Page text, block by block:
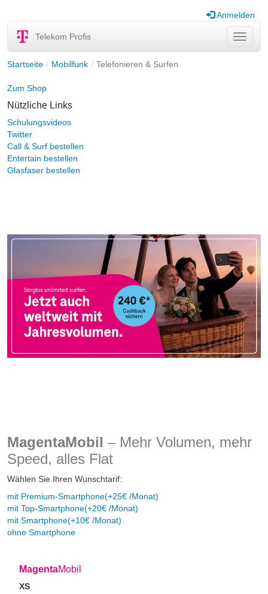
Anmelden
ein-/
Telekom Profis
Startseite Mobilfunk Telefonieren & Surfen
Zum Shop
Nützliche Links
Schulungsvideos
Twitter
Call & Surf bestellen
Entertain bestellen
Glasfaser bestellen
MagentaMobil – Mehr Volumen, mehr
Speed, alles Flat
Wählen Sie Ihren Wunschtarif:
mit Premium-Smartphone(+25€ /Monat)
mit Top-Smartphone(+20€ /Monat)
mit Smartphone(+10€ /Monat)
ohne Smartphone
MagentaMobil
XS